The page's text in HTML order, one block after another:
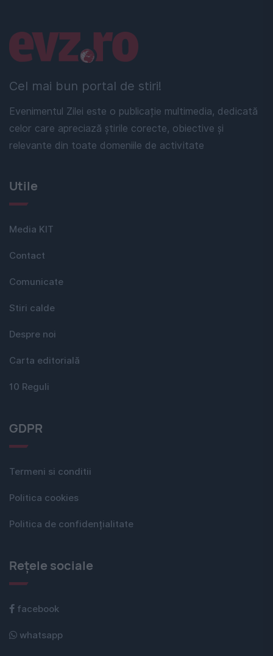
Cel mai bun portal de stiri!
Evenimentul Zilei este o publicație multimedia, dedicată
celor care apreciază știrile corecte, obiective și
relevante din toate domeniile de activitate
Linkuri utile
Utile
Media KIT
Contact
Comunicate
Stiri calde
Despre noi
Carta editorială
10 Reguli
GDPR
Termeni si conditii
Politica cookies
Politica de confidențialitate
Rețele sociale
facebook
whatsapp